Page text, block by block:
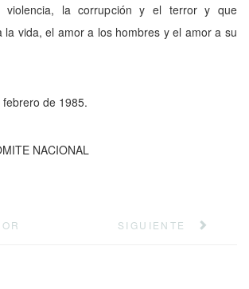
violencia, la corrupción y el terror y que
la vida, el amor a los hombres y el amor a su
de 1985.
NACIONAL
SIGUIENTE